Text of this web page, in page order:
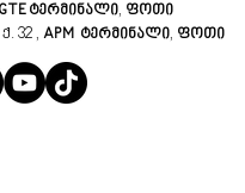
GTEტერმინალი, ფოთი
32 , APM ტერმინალი, ფოთი